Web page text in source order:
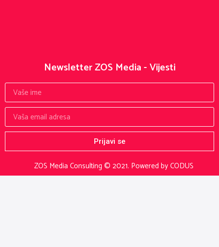
ZOS Media Consulting © 2021. Powered by CODUS
Newsletter ZOS Media - Vijesti
Prijavi se